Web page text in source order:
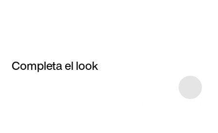
Completa el look